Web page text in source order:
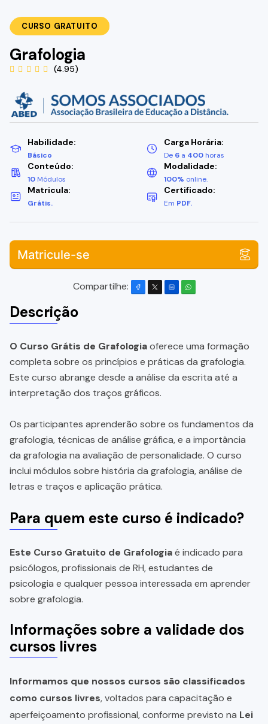
CURSO GRATUITO
Grafologia
(4.95)
Habilidade:
Básico
Carga Horária:
De 6 a 400 horas
Conteúdo:
10 Módulos
Modalidade:
100% online.
Matricula:
Grátis.
Certificado:
Em PDF.
Matricule-se
Compartilhe:
Descrição
O Curso Grátis de Grafologiaoferece uma formação
completa sobre os princípios e práticas da grafologia.
Este curso abrange desde a análise da escrita até a
interpretação dos traços gráficos.
Os participantes aprenderão sobre os fundamentos da
grafologia, técnicas de análise gráfica, e a importância
da grafologia na avaliação de personalidade. O curso
inclui módulos sobre história da grafologia, análise de
letras e traços e aplicação prática.
Para quem este curso é indicado?
Este Curso Gratuito de Grafologiaé indicado para
psicólogos, profissionais de RH, estudantes de
psicologia e qualquer pessoa interessada em aprender
sobre grafologia.
Informações sobre a validade dos
cursos livres
Informamos que nossos cursos são classificados
como cursos livres, voltados para capacitação e
aperfeiçoamento profissional, conforme previsto na Lei